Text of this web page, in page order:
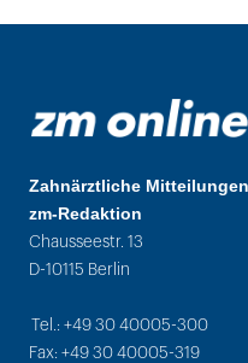
Zahnärztliche Mitteilungen
zm-Redaktion
Chausseestr. 13
D-10115 Berlin
Tel.: +49 30 40005-300
Fax: +49 30 40005-319